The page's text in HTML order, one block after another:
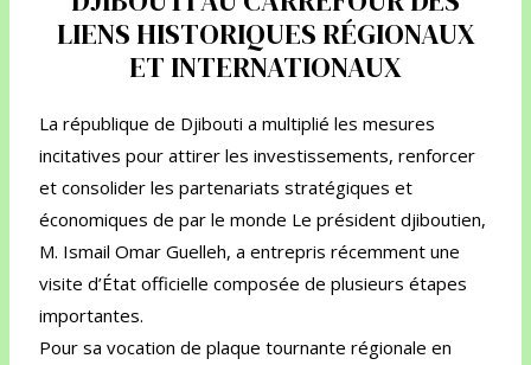
LIENS HISTORIQUES RÉGIONAUX
ET INTERNATIONAUX
La république de Djibouti a multiplié les mesures
incitatives pour attirer les investissements, renforcer
et consolider les partenariats stratégiques et
économiques de par le monde Le président djiboutien,
M. Ismail Omar Guelleh, a entrepris récemment une
visite d’État officielle composée de plusieurs étapes
importantes.
Pour sa vocation de plaque tournante régionale en